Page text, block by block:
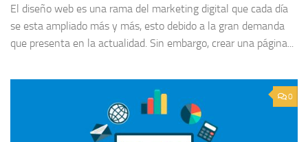
El diseño web es una rama del marketing digital que cada día
se esta ampliado más y más, esto debido a la gran demanda
que presenta en la actualidad. Sin embargo, crear una página...
0